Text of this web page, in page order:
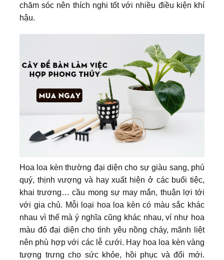
chăm sóc nên thích nghi tốt với nhiều điều kiện khí
hậu.
Hoa loa kèn thường đại diện cho sự giàu sang, phú
quý, thịnh vượng và hay xuất hiện ở các buổi tiệc,
khai trương… cầu mong sự may mắn, thuận lợi tới
với gia chủ. Mỗi loại hoa loa kèn có màu sắc khác
nhau vì thế mà ý nghĩa cũng khác nhau, ví như hoa
màu đỏ đại diện cho tình yêu nồng cháy, mãnh liệt
nên phù hợp với các lễ cưới. Hay hoa loa kèn vàng
tượng trưng cho sức khỏe, hồi phục và đổi mới.